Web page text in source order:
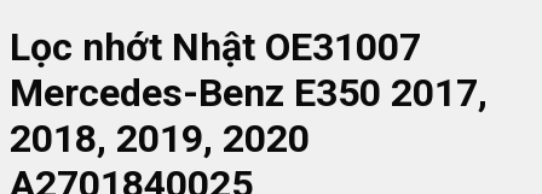
Lọc nhớt Nhật OE31007
Mercedes-Benz E350 2017,
2018, 2019, 2020
A2701840025